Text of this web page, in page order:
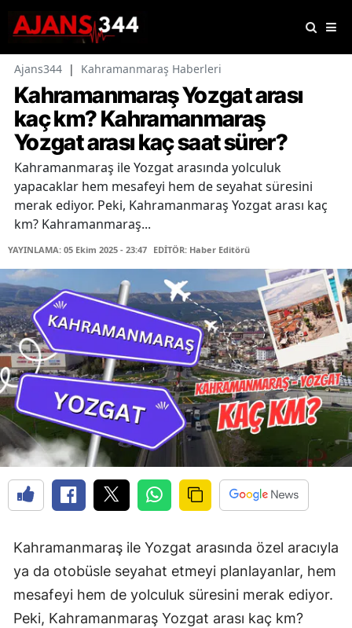
Ajans344 | Kahramanmaraş Haberleri
Kahramanmaraş Yozgat arası
kaç km? Kahramanmaraş
Yozgat arası kaç saat sürer?
Kahramanmaraş ile Yozgat arasında yolculuk
yapacaklar hem mesafeyi hem de seyahat süresini
merak ediyor. Peki, Kahramanmaraş Yozgat arası kaç
km? Kahramanmaraş...
YAYINLAMA: 05 Ekim 2025 - 23:47 EDİTÖR: Haber Editörü
Kahramanmaraş ile Yozgat arasında özel aracıyla
ya da otobüsle seyahat etmeyi planlayanlar, hem
mesafeyi hem de yolculuk süresini merak ediyor.
Peki, Kahramanmaraş Yozgat arası kaç km?